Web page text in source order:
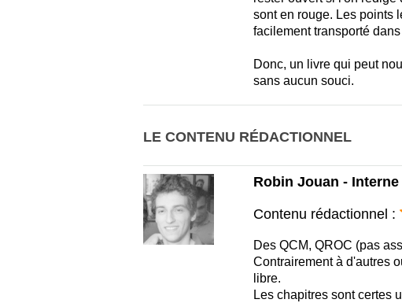
sont en rouge. Les points
facilement transporté
Donc, un livre qui peut
sans aucun souci.
LE CONTENU RÉDACTIONNEL
Robin Jouan -
Contenu rédactionnel :
Des QCM, QROC (pas
Contrairement à d'autres
libre.
Les chapitres sont certes